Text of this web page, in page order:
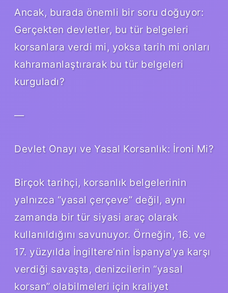
Ancak, burada önemli bir soru doğuyor:
Gerçekten devletler, bu tür belgeleri
korsanlara verdi mi, yoksa tarih mi onları
kahramanlaştırarak bu tür belgeleri
kurguladı?
—
Devlet Onayı ve Yasal Korsanlık: İroni Mi?
Birçok tarihçi, korsanlık belgelerinin
yalnızca “yasal çerçeve” değil, aynı
zamanda bir tür siyasi araç olarak
kullanıldığını savunuyor. Örneğin, 16. ve
17. yüzyılda İngiltere’nin İspanya’ya karşı
verdiği savaşta, denizcilerin “yasal
korsan” olabilmeleri için kraliyet